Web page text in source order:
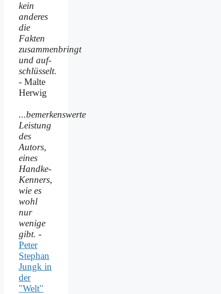
kein
anderes
die
Fakten
zusammenbringt
und auf­
schlüsselt.
- Malte
Herwig
...bemerkenswerte
Leistung
des
Autors,
eines
Handke-
Kenners,
wie es
wohl
nur
wenige
gibt. -
Peter
Stephan
Jungk in
der
"Welt"